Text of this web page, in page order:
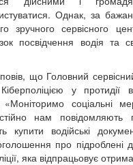
Однак, за
зручного сервісного
посвідчення водія та
що Головний
у протидії
соціальні
нам повідомляють
купити водійські
про підроблені
яка відпрацьовує